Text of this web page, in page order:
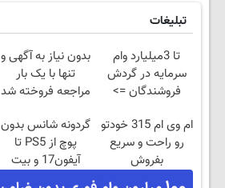
تبلیغات
تا 3میلیارد وام
سرمایه در گردش
فروشندگان =>
کن
بدون نیاز به آگهی و
تنها با یک بار
مراجعه فروخته شد
ام وی ام 315 خودتو
رو راحت و سریع
بفروش
گردونه شانس بدون
پوچ از PS5 تا
آیفون17 و بیت
کوین 🔥